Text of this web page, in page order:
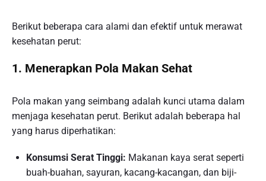
Berikut beberapa cara alami dan efektif untuk merawat
kesehatan perut:
1. Menerapkan Pola Makan Sehat
Pola makan yang seimbang adalah kunci utama dalam
menjaga kesehatan perut. Berikut adalah beberapa hal
yang harus diperhatikan:
Konsumsi Serat Tinggi: Makanan kaya serat seperti
buah-buahan, sayuran, kacang-kacangan, dan biji-